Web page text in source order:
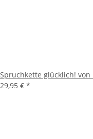
Spruchkette glücklich!
29,95 € *